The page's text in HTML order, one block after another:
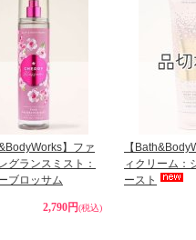
】ファ
グランスミスト：
ブロッサム
2,790円(税込)
【
ィクリーム：
ースト